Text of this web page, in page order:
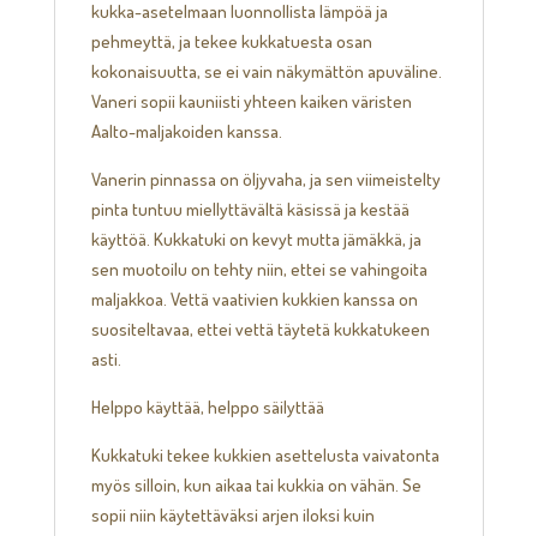
kukka-asetelmaan luonnollista lämpöä ja
pehmeyttä, ja tekee kukkatuesta osan
kokonaisuutta, se ei vain näkymättön apuväline.
Vaneri sopii kauniisti yhteen kaiken väristen
Aalto-maljakoiden kanssa.
Vanerin pinnassa on öljyvaha, ja sen viimeistelty
pinta tuntuu miellyttävältä käsissä ja kestää
käyttöä. Kukkatuki on kevyt mutta jämäkkä, ja
sen muotoilu on tehty niin, ettei se vahingoita
maljakkoa. Vettä vaativien kukkien kanssa on
suositeltavaa, ettei vettä täytetä kukkatukeen
asti.
Helppo käyttää, helppo säilyttää
Kukkatuki tekee kukkien asettelusta vaivatonta
myös silloin, kun aikaa tai kukkia on vähän. Se
sopii niin käytettäväksi arjen iloksi kuin